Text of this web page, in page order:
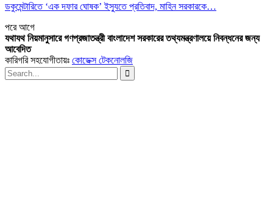
ডকুমেন্টারিতে ‘এক দফার ঘোষক’ ইস্যুতে প্রতিবাদ, মাহিন সরকারকে…
পরেআগে
যথাযথ নিয়মানুসারে গণপ্রজাতন্ত্রী বাংলাদেশ সরকারের তথ্যমন্ত্রণালয়ে নিবন্ধনের জন্য
আবেদিত
কারিগরি সহযোগীতায়ঃ কোডেক্স টেকনোলজি